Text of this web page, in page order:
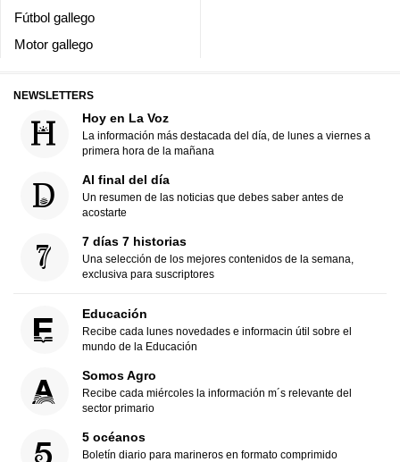
Fútbol gallego
Motor gallego
NEWSLETTERS
Hoy en La Voz
La información más destacada del día, de lunes a viernes a
primera hora de la mañana
Al final del día
Un resumen de las noticias que debes saber antes de
acostarte
7 días 7 historias
Una selección de los mejores contenidos de la semana,
exclusiva para suscriptores
Educación
Recibe cada lunes novedades e informacin útil sobre el
mundo de la Educación
Somos Agro
Recibe cada miércoles la información m´s relevante del
sector primario
5 océanos
Boletín diario para marineros en formato comprimido